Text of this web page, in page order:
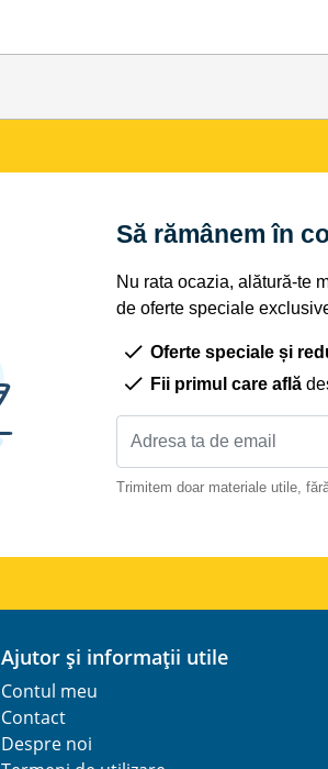
Să rămânem în
Nu rata ocazia, alătură-te
de oferte speciale
Oferte speciale și
Fii primul care află
Trimitem doar materiale utile,
Ajutor și informații utile
Contul meu
Contact
Despre noi